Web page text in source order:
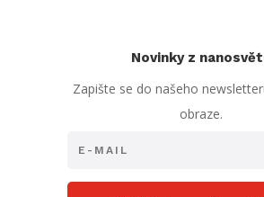
Novinky z
Zapište se do našeho
obraze.